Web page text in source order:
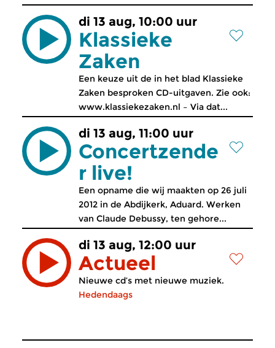
di 13 aug, 10:00 uur
Klassieke
Zaken
Een keuze uit de in het blad Klassieke
Zaken besproken CD-uitgaven. Zie ook:
www.klassiekezaken.nl – Via dat...
di 13 aug, 11:00 uur
Concertzende
r live!
Een opname die wij maakten op 26 juli
2012 in de Abdijkerk, Aduard. Werken
van Claude Debussy, ten gehore...
di 13 aug, 12:00 uur
Actueel
Nieuwe cd’s met nieuwe muziek.
Hedendaags